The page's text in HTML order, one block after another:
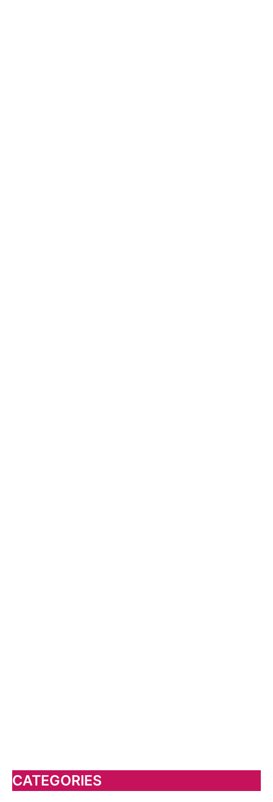
CATEGORIES